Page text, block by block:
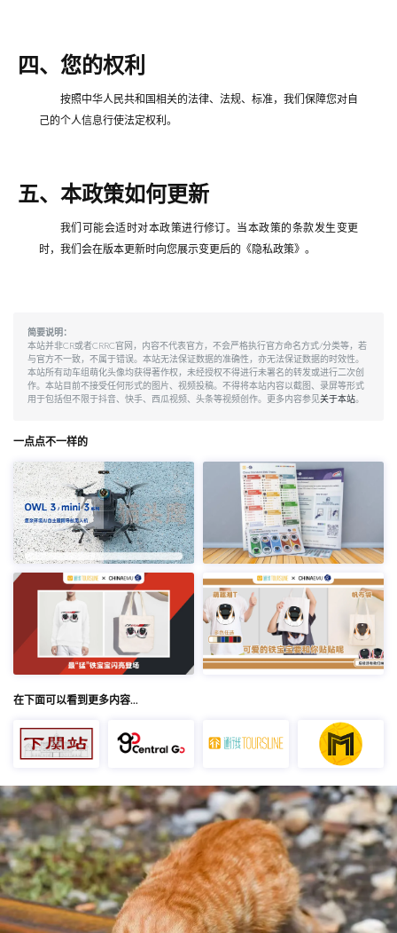
四、您的权利
按照中华人民共和国相关的法律、法规、标准，我们保障您对自
己的个人信息行使法定权利。
五、本政策如何更新
我们可能会适时对本政策进行修订。当本政策的条款发生变更
时，我们会在版本更新时向您展示变更后的《隐私政策》。
简要说明：
本站并非CR或者CRRC官网，内容不代表官方，不会严格执行官方命名方式/分类等，若
与官方不一致，不属于错误。本站无法保证数据的准确性，亦无法保证数据的时效性。
本站所有动车组萌化头像均获得著作权，未经授权不得进行未署名的转发或进行二次创
作。本站目前不接受任何形式的图片、视频投稿。不得将本站内容以截图、录屏等形式
用于包括但不限于抖音、快手、西瓜视频、头条等视频创作。更多内容参见关于本站。
一点点不一样的
在下面可以看到更多内容…